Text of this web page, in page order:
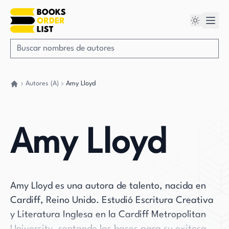
Autores (A) Amy Lloyd
Amy Lloyd
Amy Lloyd es una autora de talento, nacida en
Cardiff, Reino Unido. Estudió Escritura Creativa
y Literatura Inglesa en la Cardiff Metropolitan